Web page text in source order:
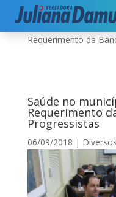
Início|Diversos|
Requerimento da
Saúde no
Requerimento
Progressistas
06/09/2018 | Diversos